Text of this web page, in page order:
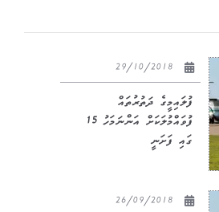
ފުލައިމީގެ ދަތުރުތައް
ފުވައްމުލަކަށް އަންނަމަހު 15
ގައި ފަށަނީ